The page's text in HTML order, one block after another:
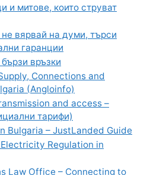
и митове, които струват
вярвай на думи, търси
гаранции
връзки
Connections and
(Angloinfo)
and access –
тарифи)
Bulgaria – JustLanded Guide
Electricity Regulation in
Law Office – Connecting to